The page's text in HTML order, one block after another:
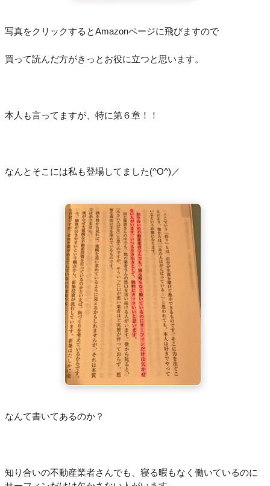
写真をクリックするとAmazonページに飛びますので
買って読んだ方がきっとお役に立つと思います。
本人も言ってますが、特に第６章！！
なんとそこには私も登場してました(^O^)／
なんて書いてあるのか？
知り合いの不動産業者さんでも、寝る暇もなく働いているのに